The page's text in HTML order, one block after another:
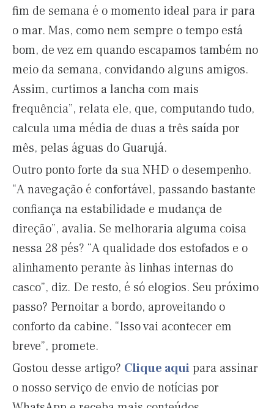
fim de semana é o momento ideal para ir para
o mar. Mas, como nem sempre o tempo está
bom, de vez em quando escapamos também no
meio da semana, convidando alguns amigos.
Assim, curtimos a lancha com mais
frequência”, relata ele, que, computando tudo,
calcula uma média de duas a três saída por
mês, pelas águas do Guarujá.
Outro ponto forte da sua NHD o desempenho.
“A navegação é confortável, passando bastante
confiança na estabilidade e mudança de
direção”, avalia. Se melhoraria alguma coisa
nessa 28 pés? “A qualidade dos estofados e o
alinhamento perante às linhas internas do
casco”, diz. De resto, é só elogios. Seu próximo
passo? Pernoitar a bordo, aproveitando o
conforto da cabine. “Isso vai acontecer em
breve”, promete.
Gostou desse artigo? Clique aqui para assinar
o nosso serviço de envio de notícias por